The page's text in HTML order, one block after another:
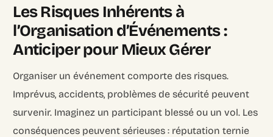
Les Risques Inhérents à
l’Organisation d’Événements :
Anticiper pour Mieux Gérer
Organiser un événement comporte des risques.
Imprévus, accidents, problèmes de sécurité peuvent
survenir. Imaginez un participant blessé ou un vol. Les
conséquences peuvent sérieuses : réputation ternie